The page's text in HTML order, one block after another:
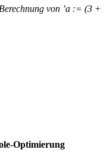
von ’a := (3 +
Optimierung